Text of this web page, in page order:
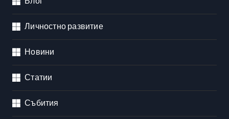
Личностно развитие
Новини
Статии
Събития